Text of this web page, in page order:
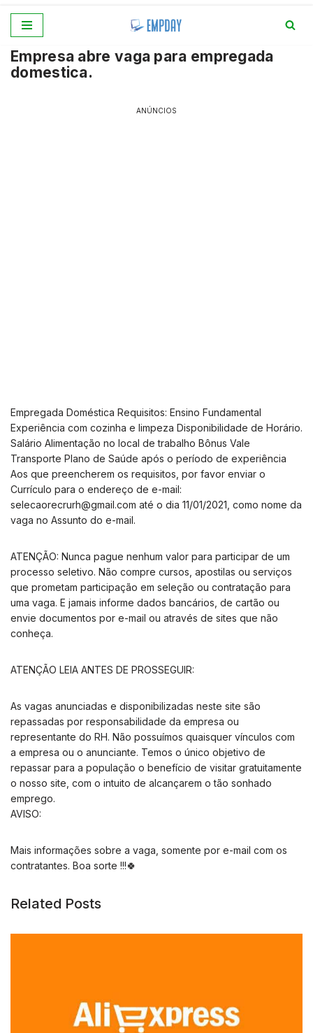
para
o
Empresa abre vaga para empregada
domestica.
ANÚNCIOS
Empregada Doméstica Requisitos: Ensino Fundamental
Experiência com cozinha e limpeza Disponibilidade de Horário.
Salário Alimentação no local de trabalho Bônus Vale
Transporte Plano de Saúde após o período de experiência
Aos que preencherem os requisitos, por favor enviar o
Currículo para o endereço de e-mail:
selecaorecrurh@gmail.com até o dia 11/01/2021, como nome da
vaga no Assunto do e-mail.
ATENÇÃO: Nunca pague nenhum valor para participar de um
processo seletivo. Não compre cursos, apostilas ou serviços
que prometam participação em seleção ou contratação para
uma vaga. E jamais informe dados bancários, de cartão ou
envie documentos por e-mail ou através de sites que não
conheça.
ATENÇÃO LEIA ANTES DE PROSSEGUIR:
As vagas anunciadas e disponibilizadas neste site são
repassadas por responsabilidade da empresa ou
representante do RH. Não possuímos quaisquer vínculos com
a empresa ou o anunciante. Temos o único objetivo de
repassar para a população o benefício de visitar gratuitamente
o nosso site, com o intuito de alcançarem o tão sonhado
emprego.
AVISO:
Mais informações sobre a vaga, somente por e-mail com os
contratantes. Boa sorte !!!🍀
Related Posts